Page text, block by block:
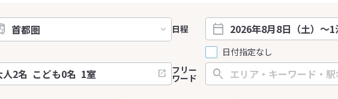
日程
日付指定なし
フリー
ワード